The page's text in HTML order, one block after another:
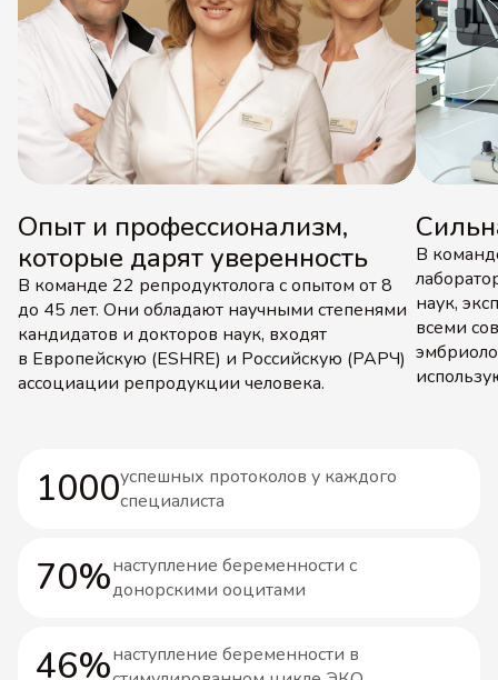
Опыт и профессионализм,
которые дарят уверенность
В команде 22 репродуктолога с опытом от 8
до 45 лет. Они обладают научными степенями
кандидатов и докторов наук, входят
в Европейскую (ESHRE) и Российскую (РАРЧ)
ассоциации репродукции человека.
В
наук,
всеми
1000успешных протоколов у каждого
специалиста
70%наступление беременности с
донорскими ооцитами
46%наступление беременности в